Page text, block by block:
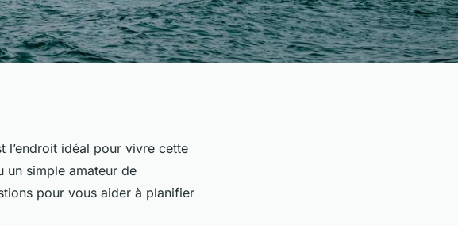
l’endroit idéal pour vivre cette
un simple amateur de
pour vous aider à planifier